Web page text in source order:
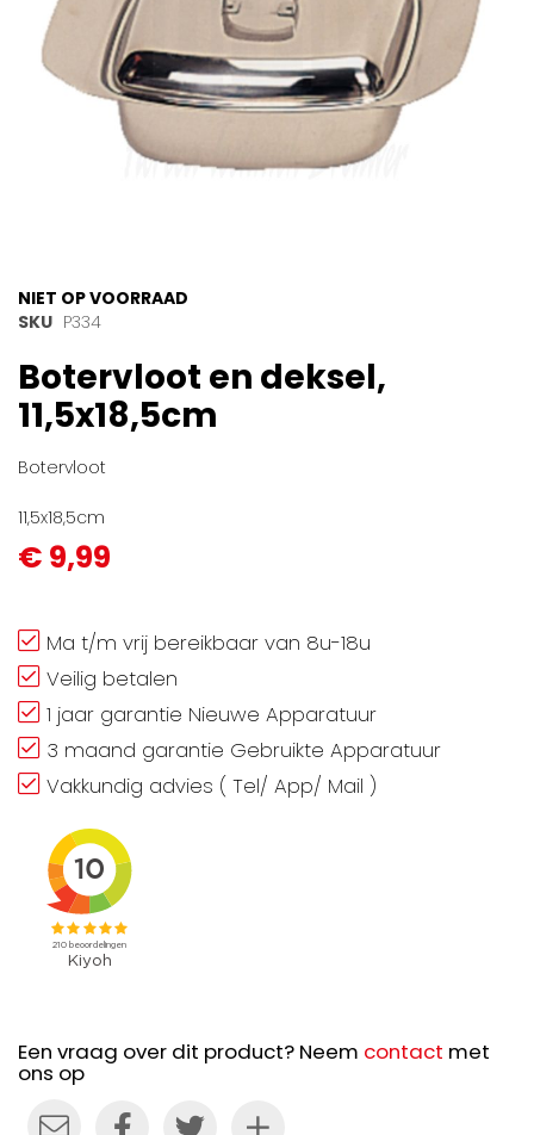
Ga
naar
begin
van
de
afbeeldingen-
gallerij
NIET OP VOORRAAD
SKU P334
Botervloot en deksel,
11,5x18,5cm
Botervloot
11,5x18,5cm
€ 9,99
Ma t/m vrij bereikbaar van 8u-18u
Veilig betalen
1 jaar garantie Nieuwe Apparatuur
3 maand garantie Gebruikte Apparatuur
Vakkundig advies ( Tel/ App/ Mail )
Een vraag over dit product? Neem contact met
ons op